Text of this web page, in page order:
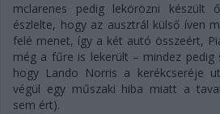
mclarenes pedig lekörözni készült
észlelte, hogy az ausztrál külső íven
felé menet, így a két autó összeért,
még a fűre is lekerült – mindez pedig
hogy Lando Norris a kerékcseréje
végül egy műszaki hiba miatt a
sem ért).